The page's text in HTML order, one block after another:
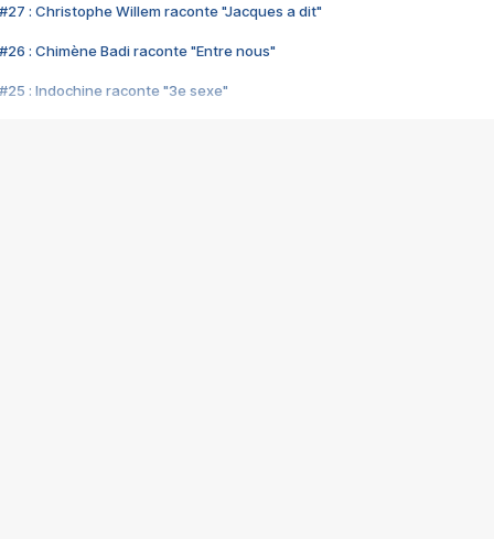
#27 : Christophe Willem raconte "Jacques a dit"
#26 : Chimène Badi raconte "Entre nous"
#25 : Indochine raconte "3e sexe"